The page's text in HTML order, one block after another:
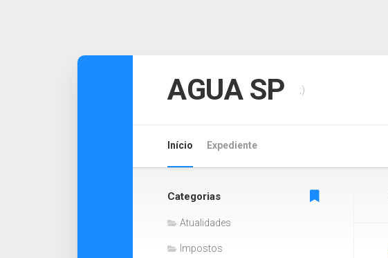
AGUA SP ;)
Início Expediente
Categorias
Atualidades
Impostos